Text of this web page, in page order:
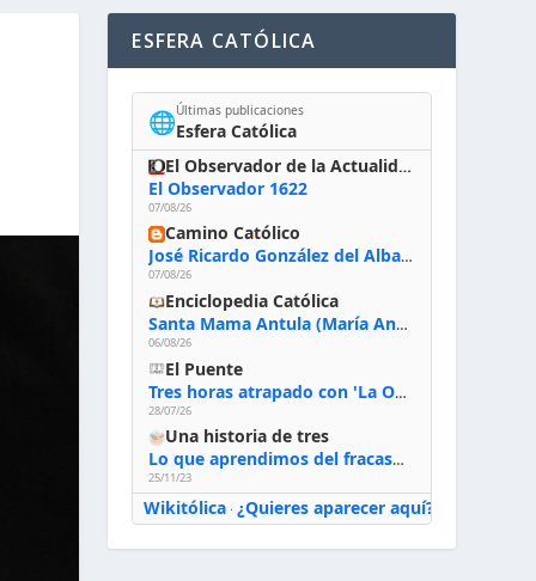
ESFERA CATÓLICA
🌐Últimas publicaciones
Esfera Católica
El Observador de la Actualidad
El Observador 1622
07/08/26
Camino Católico
José Ricardo González del Alba, artista sacro: «Yo oro, hablo con Dios, le pido al Espíritu Santo su inspiración y siempre pinto rezando el rosario para que sea Él quien actúe a través de mis manos»
07/08/26
Enciclopedia Católica
Santa Mama Antula (María Antonia de Paz y Figueroa)
06/08/26
El Puente
Tres horas atrapado con 'La Odisea' de Nolan
28/07/26
Una historia de tres
Lo que aprendimos del fracaso al emprender
25/11/23
Wikitólica· ¿Quieres aparecer aquí?